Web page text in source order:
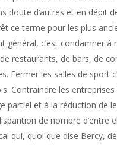
doute d’autres et en dépit
ce terme pour les plus
général, c’est condamner à
restaurants, de bars, de
Fermer les salles de sport
Contraindre les
partiel et à la réduction de
de nombre d’entre
qui, quoi que dise Bercy,